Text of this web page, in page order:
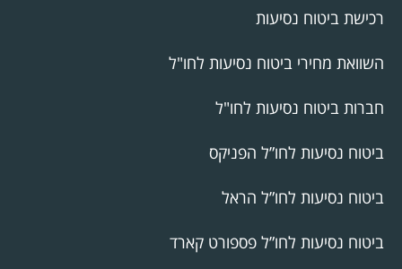
רכישת ביטוח נסיעות
השוואת מחירי ביטוח נסיעות לחו"ל
חברות ביטוח נסיעות לחו"ל
ביטוח נסיעות לחו”ל הפניקס
ביטוח נסיעות לחו”ל הראל
ביטוח נסיעות לחו”ל פספורט קארד